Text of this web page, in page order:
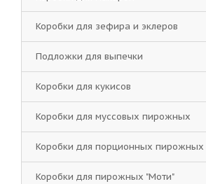
Коробки для зефира и эклеров
Подложки для выпечки
Коробки для кукисов
Коробки для муссовых пирожных
Коробки для порционных пирожных
Коробки для пирожных "Моти"